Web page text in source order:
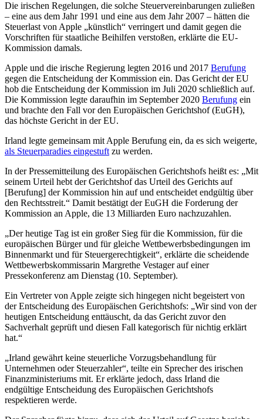
Die irischen Regelungen, die solche Steuervereinbarungen zuließen
– eine aus dem Jahr 1991 und eine aus dem Jahr 2007 – hätten die
Steuerlast von Apple „künstlich“ verringert und damit gegen die
Vorschriften für staatliche Beihilfen verstoßen, erklärte die EU-
Kommission damals.
Apple und die irische Regierung legten 2016 und 2017 Berufung
gegen die Entscheidung der Kommission ein. Das Gericht der EU
hob die Entscheidung der Kommission im Juli 2020 schließlich auf.
Die Kommission legte daraufhin im September 2020 Berufung ein
und brachte den Fall vor den Europäischen Gerichtshof (EuGH),
das höchste Gericht in der EU.
Irland legte gemeinsam mit Apple Berufung ein, da es sich weigerte,
als Steuerparadies eingestuft zu werden.
In der Pressemitteilung des Europäischen Gerichtshofs heißt es: „Mit
seinem Urteil hebt der Gerichtshof das Urteil des Gerichts auf
[Berufung] der Kommission hin auf und entscheidet endgültig über
den Rechtsstreit.“ Damit bestätigt der EuGH die Forderung der
Kommission an Apple, die 13 Milliarden Euro nachzuzahlen.
„Der heutige Tag ist ein großer Sieg für die Kommission, für die
europäischen Bürger und für gleiche Wettbewerbsbedingungen im
Binnenmarkt und für Steuergerechtigkeit“, erklärte die scheidende
Wettbewerbskommissarin Margrethe Vestager auf einer
Pressekonferenz am Dienstag (10. September).
Ein Vertreter von Apple zeigte sich hingegen nicht begeistert von
der Entscheidung des Europäischen Gerichtshofs: „Wir sind von der
heutigen Entscheidung enttäuscht, da das Gericht zuvor den
Sachverhalt geprüft und diesen Fall kategorisch für nichtig erklärt
hat.“
„Irland gewährt keine steuerliche Vorzugsbehandlung für
Unternehmen oder Steuerzahler“, teilte ein Sprecher des irischen
Finanzministeriums mit. Er erklärte jedoch, dass Irland die
endgültige Entscheidung des Europäischen Gerichtshofs
respektieren werde.